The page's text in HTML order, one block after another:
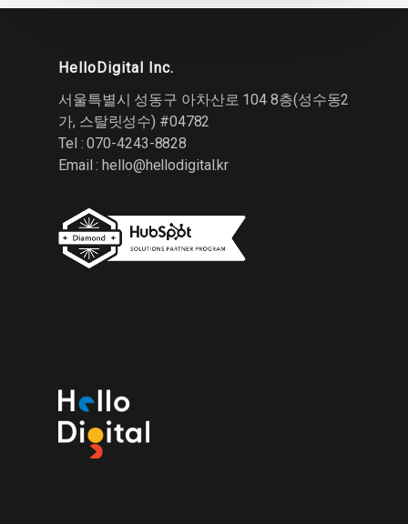
HelloDigital Inc.
서울특별시 성동구 아차산로 104 8층(성수동2
가, 스탈릿성수) #04782
Tel : 070-4243-8828
Email :hello@hellodigital.kr